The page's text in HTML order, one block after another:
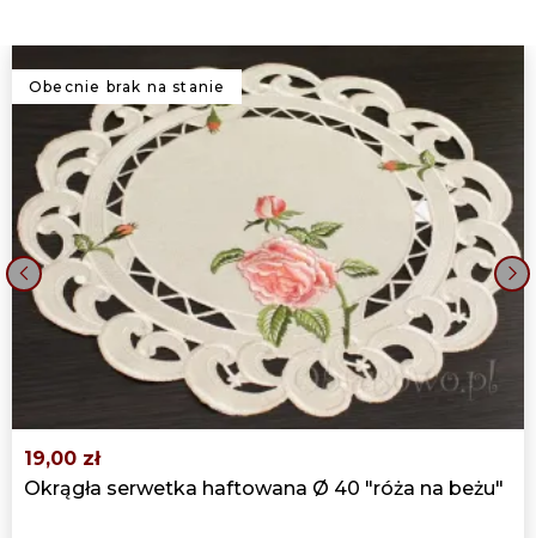
Obecnie brak na stanie
19,00 zł
Okrągła serwetka haftowana Ø 40 "róża na beżu"